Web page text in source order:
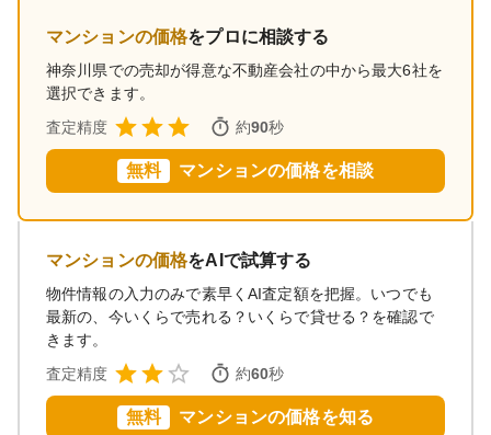
マンションの価格をプロに相談する
神奈川県での売却が得意な不動産会社の中から最大6社を
選択できます。
査定精度
約90秒
無料 マンションの価格を相談
マンションの価格をAIで試算する
物件情報の入力のみで素早くAI査定額を把握。いつでも
最新の、今いくらで売れる？いくらで貸せる？を確認で
きます。
査定精度
約60秒
無料 マンションの価格を知る